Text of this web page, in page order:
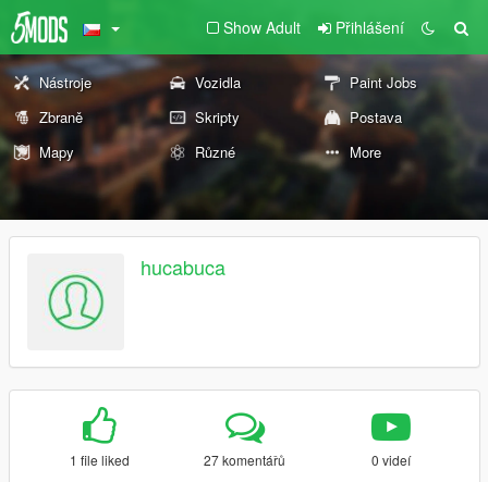
Show Adult Přihlášení
Nástroje Vozidla
Paint Jobs
Zbraně
Skripty
Postava
Mapy
Různé More
hucabuca
1 file liked 27 komentářů 0 videí